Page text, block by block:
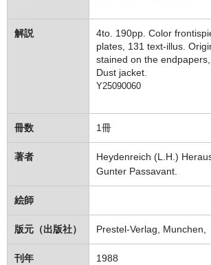
解説
4to. 190pp. Color
plates, 131 text-illus.
stained on the
Dust jacket.
Y25090060
冊数 1冊
著者
Heydenreich (L.H.)
Gunter Passavant.
絵師
版元（出版社） Prestel-Verlag, Munchen,
刊年 1988